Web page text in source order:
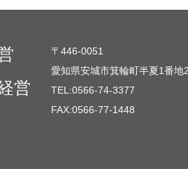
営
〒446-0051
愛知県安城市箕輪町半夏1番地
TEL:0566-74-3377
FAX:0566-77-1448